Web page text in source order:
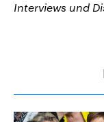
Interviews und